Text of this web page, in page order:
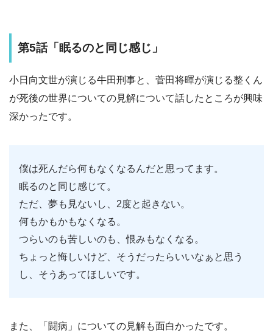
第5話「眠るのと同じ感じ」
小日向文世が演じる牛田刑事と、菅田将暉が演じる整くん
が死後の世界についての見解について話したところが興味
深かったです。
僕は死んだら何もなくなるんだと思ってます。
眠るのと同じ感じて。
ただ、夢も見ないし、2度と起きない。
何もかもかもなくなる。
つらいのも苦しいのも、恨みもなくなる。
ちょっと悔しいけど、そうだったらいいなぁと思う
し、そうあってほしいです。
また、「闘病」についての見解も面白かったです。